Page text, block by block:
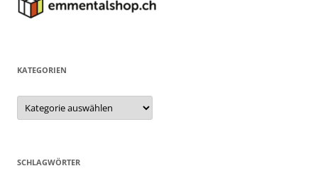
KATEGORIEN
Kategorien
SCHLAGWÖRTER